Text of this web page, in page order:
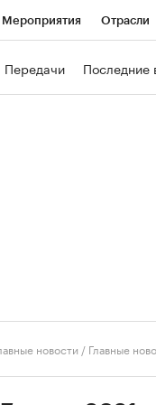
Мероприятия Отрасли
Передачи Последние
новости / Главные